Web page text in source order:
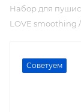
Набор для
LOVE smoothing
Советуем